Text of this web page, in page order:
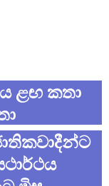
ළඟ කතා